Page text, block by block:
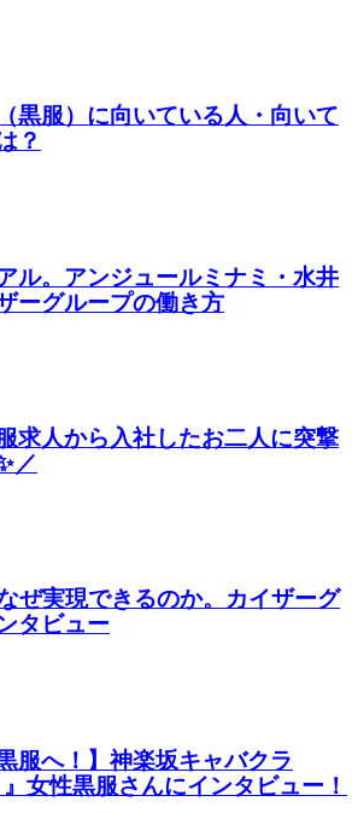
黒服）に向いている人・向いて
？
ル。アンジュールミナミ・水井
ーグループの働き方
求人から入社したお二人に突撃
／
ぜ実現できるのか。カイザーグ
タビュー
服へ！】神楽坂キャバクラ
女性黒服さんにインタビュー！